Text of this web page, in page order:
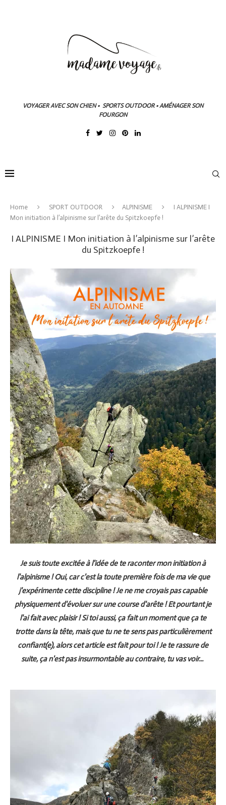
VOYAGER AVEC SON CHIEN • SPORTS OUTDOOR • AMÉNAGER SON
FOURGON
Home SPORT OUTDOOR ALPINISME
I ALPINISME I
Mon initiation à l’alpinisme sur l’arête du Spitzkoepfe !
I ALPINISME I Mon initiation à l’alpinisme sur l’arête
du Spitzkoepfe !
Je suis toute excitée à l'idée de te raconter mon initiation à
l'alpinisme ! Oui, car c'est la toute première fois de ma vie que
j'expérimente cette discipline ! Je ne me croyais pas capable
physiquement d'évoluer sur une course d'arête ! Et pourtant je
l'ai fait avec plaisir ! Si toi aussi, ça fait un moment que ça te
trotte dans la tête, mais que tu ne te sens pas particulièrement
confiant(e), alors cet article est fait pour toi ! Je te rassure de
suite, ça n'est pas insurmontable au contraire, tu vas voir...